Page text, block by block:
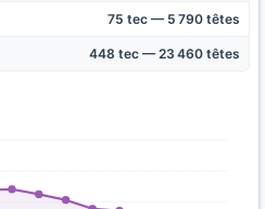
75 tec — 5 790 têtes
448 tec — 23 460 têtes